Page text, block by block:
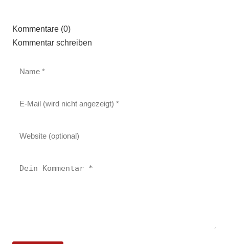
Kommentare (0)
Kommentar schreiben